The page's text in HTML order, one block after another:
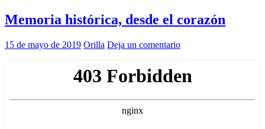
Memoria histórica, desde el corazón
15 de mayo de 2019 Orilla Deja un comentario